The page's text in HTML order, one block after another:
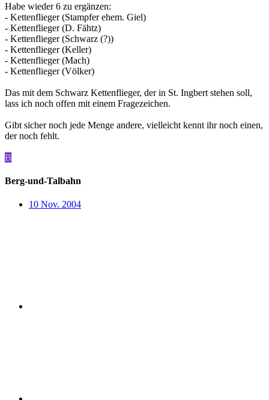
Habe wieder 6 zu ergänzen:
- Kettenflieger (Stampfer ehem. Giel)
- Kettenflieger (D. Fähtz)
- Kettenflieger (Schwarz (?))
- Kettenflieger (Keller)
- Kettenflieger (Mach)
- Kettenflieger (Völker)
Das mit dem Schwarz Kettenflieger, der in St. Ingbert stehen soll,
lass ich noch offen mit einem Fragezeichen.
Gibt sicher noch jede Menge andere, vielleicht kennt ihr noch einen,
der noch fehlt.
B
Berg-und-Talbahn
10 Nov. 2004